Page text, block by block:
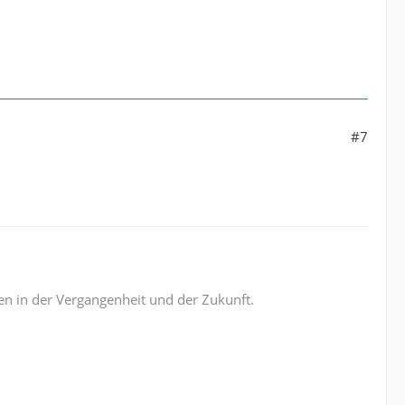
#7
in der Vergangenheit und der Zukunft.